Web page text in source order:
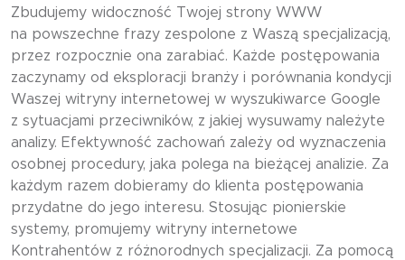
Zbudujemy widoczność Twojej strony WWW
na powszechne frazy zespolone z Waszą specjalizacją,
przez rozpocznie ona zarabiać. Każde postępowania
zaczynamy od eksploracji branży i porównania kondycji
Waszej witryny internetowej w wyszukiwarce Google
z sytuacjami przeciwników, z jakiej wysuwamy należyte
analizy. Efektywność zachowań zależy od wyznaczenia
osobnej procedury, jaka polega na bieżącej analizie. Za
każdym razem dobieramy do klienta postępowania
przydatne do jego interesu. Stosując pionierskie
systemy, promujemy witryny internetowe
Kontrahentów z różnorodnych specjalizacji. Za pomocą